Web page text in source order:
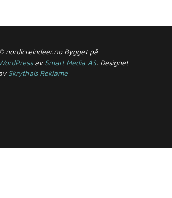
nordicreindeer.no Bygget på
av Smart Media AS. Designet
Skrythals Reklame